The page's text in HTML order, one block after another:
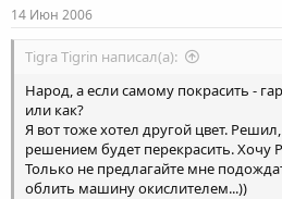
14 Июн 2006
Tigra Tigrin написал(а):
Народ, а если самому покрасить -
или как?
Я вот тоже хотел другой цвет.
решением будет перекрасить.
Только не предлагайте мне
облить машину окислителем...))